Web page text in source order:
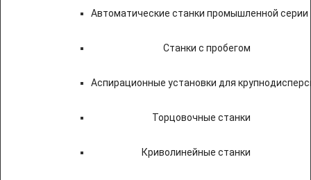
Автоматические станки промышленной серии
Станки с пробегом
Аспирационные установки для
Торцовочные станки
Криволинейные станки